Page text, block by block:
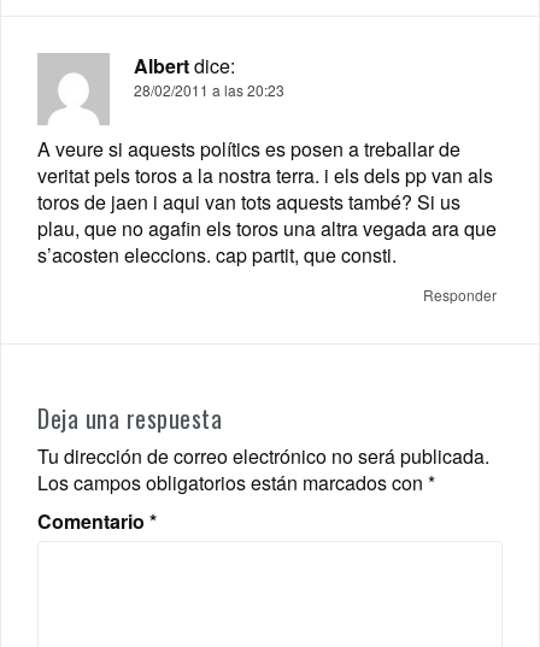
Albertdice:
28/02/2011 a las 20:23
A veure si aquests polítics es posen a treballar de
veritat pels toros a la nostra terra. i els dels pp van als
toros de jaen i aqui van tots aquests també? Si us
plau, que no agafin els toros una altra vegada ara que
s’acosten eleccions. cap partit, que consti.
Responder
Deja una respuesta
Tu dirección de correo electrónico no será publicada.
Los campos obligatorios están marcados con *
Comentario *